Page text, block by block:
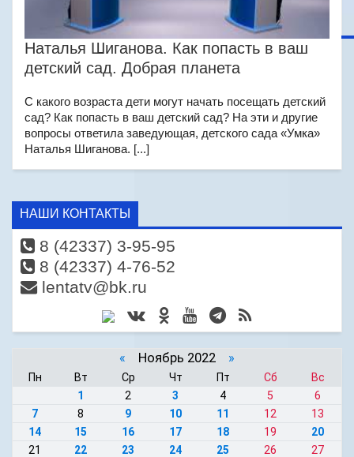
Наталья Шиганова. Как попасть в ваш
детский сад. Добрая планета
С какого возраста дети могут начать посещать детский
сад? Как попасть в ваш детский сад? На эти и другие
вопросы ответила заведующая, детского сада «Умка»
Наталья Шиганова. [...]
НАШИ КОНТАКТЫ
8 (42337) 3-95-95
8 (42337) 4-76-52
lentatv@bk.ru
« Ноябрь 2022 »
Пн Вт Ср Чт Пт Сб
Вс
1
2 3 4 5
6
7
8 9 10 11 12
13
14
15 16 17 18 19
20
21
22 23 24 25 26
27